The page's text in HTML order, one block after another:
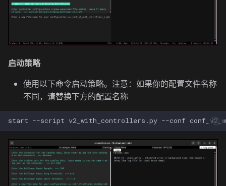
启动策略
使用以下命令启动策略。注意：如果你的配置文件名称
不同，请替换下方的配置名称
start --script v2_with_controllers.py --conf